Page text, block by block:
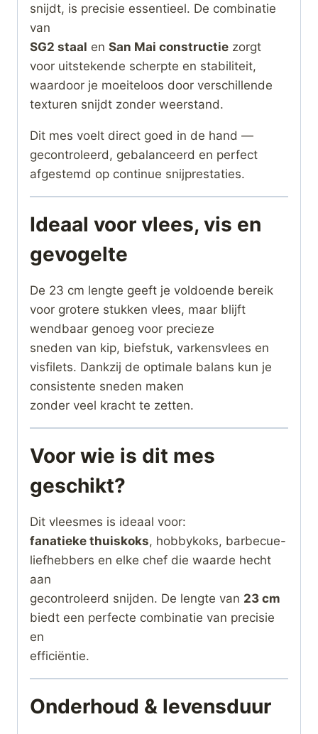
snijdt, is precisie essentieel. De combinatie
van
SG2 staal en San Mai constructie zorgt
voor uitstekende scherpte en stabiliteit,
waardoor je moeiteloos door verschillende
texturen snijdt zonder weerstand.
Dit mes voelt direct goed in de hand —
gecontroleerd, gebalanceerd en perfect
afgestemd op continue snijprestaties.
Ideaal voor vlees, vis en
gevogelte
De 23 cm lengte geeft je voldoende bereik
voor grotere stukken vlees, maar blijft
wendbaar genoeg voor precieze
sneden van kip, biefstuk, varkensvlees en
visfilets. Dankzij de optimale balans kun je
consistente sneden maken
zonder veel kracht te zetten.
Voor wie is dit mes
geschikt?
Dit vleesmes is ideaal voor:
fanatieke thuiskoks, hobbykoks, barbecue-
liefhebbers en elke chef die waarde hecht
aan
gecontroleerd snijden. De lengte van 23 cm
biedt een perfecte combinatie van precisie
en
efficiëntie.
Onderhoud & levensduur